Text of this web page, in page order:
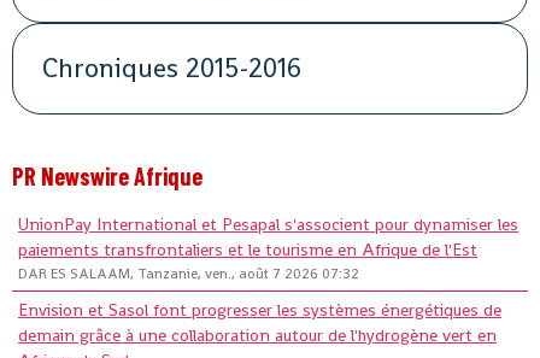
Chroniques 2015-2016
PR Newswire Afrique
UnionPay International et Pesapal s'associent pour dynamiser les
paiements transfrontaliers et le tourisme en Afrique de l'Est
DAR ES SALAAM, Tanzanie, ven., août 7 2026 07:32
Envision et Sasol font progresser les systèmes énergétiques de
demain grâce à une collaboration autour de l'hydrogène vert en